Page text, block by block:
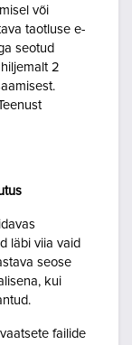
või
taotluse e-
seotud
2
läbi viia vaid
seose
kui
failide